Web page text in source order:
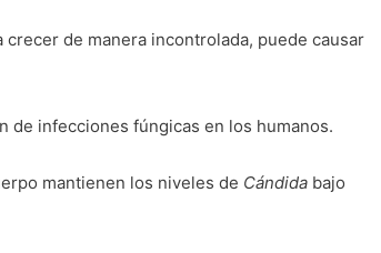
crecer de manera incontrolada, puede causar
de infecciones fúngicas en los humanos.
mantienen los niveles de Cándida bajo